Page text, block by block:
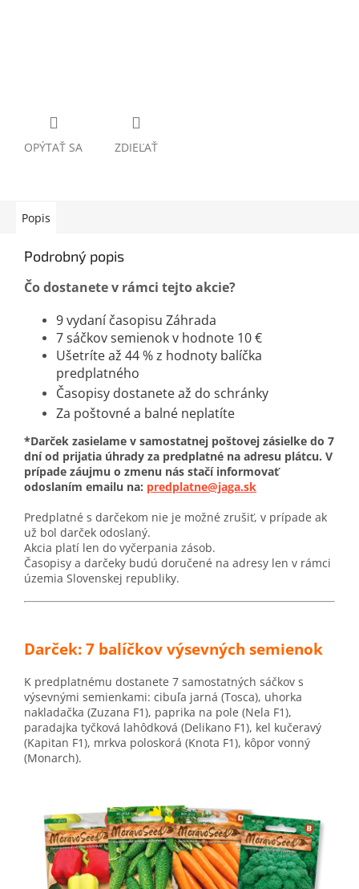
OPÝTAŤ SA ZDIEĽAŤ
Popis
Podrobný popis
Čo dostanete v rámci tejto akcie?
9 vydaní časopisu Záhrada
7 sáčkov semienok v hodnote 10 €
Ušetríte až 44 % z hodnoty balíčka
predplatného
Časopisy dostanete až do schránky
Za poštovné a balné neplatíte
*Darček zasielame v samostatnej poštovej zásielke do 7
dní od prijatia úhrady za predplatné na adresu plátcu. V
prípade záujmu o zmenu nás stačí informovať
odoslaním emailu na: predplatne@jaga.sk
Predplatné s darčekom nie je možné zrušiť, v prípade ak
už bol darček odoslaný.
Akcia platí len do vyčerpania zásob.
Časopisy a darčeky budú doručené na adresy len v rámci
územia Slovenskej republiky.
Darček: 7 balíčkov výsevných semienok
K predplatnému dostanete 7 samostatných sáčkov s
výsevnými semienkami: cibuľa jarná (Tosca), uhorka
nakladačka (Zuzana F1), paprika na pole (Nela F1),
paradajka tyčková lahôdková (Delikano F1), kel kučeravý
(Kapitan F1), mrkva poloskorá (Knota F1), kôpor vonný
(Monarch).